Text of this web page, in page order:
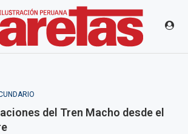
del Tren Macho desde el